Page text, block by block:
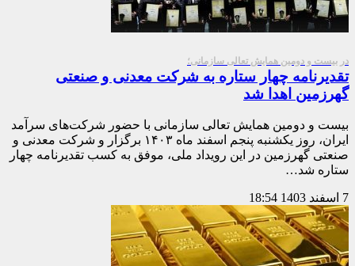
در بیست و دومین همایش تعالی سازمانی؛
تقدیرنامه چهار ستاره به شرکت معدنی و صنعتی
گهرزمین اهدا شد
بیست و دومین همایش تعالی سازمانی با حضور شرکت‌های سرآمد
ایران، روز یکشنبه پنجم اسفند ماه ۱۴۰۳ برگزار و شرکت معدنی و
صنعتی گهرزمین در این رویداد ملی، موفق به کسب تقدیرنامه چهار
ستاره شد…
7 اسفند 1403 18:54